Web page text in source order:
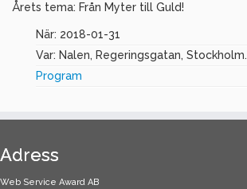
Årets tema: Från Myter till Guld!
När: 2018-01-31
Var: Nalen, Regeringsgatan, Stockholm.
Program
Adress
Web Service Award AB